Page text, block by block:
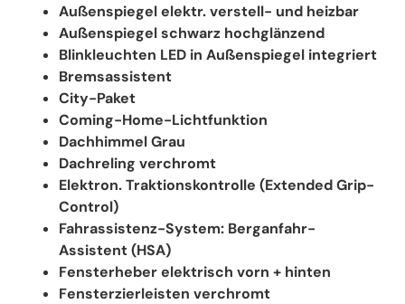
Außenspiegel elektr. verstell- und heizbar
Außenspiegel schwarz hochglänzend
Blinkleuchten LED in Außenspiegel integriert
Bremsassistent
City-Paket
Coming-Home-Lichtfunktion
Dachhimmel Grau
Dachreling verchromt
Elektron. Traktionskontrolle (Extended Grip-
Control)
Fahrassistenz-System: Berganfahr-
Assistent (HSA)
Fensterheber elektrisch vorn + hinten
Fensterzierleisten verchromt